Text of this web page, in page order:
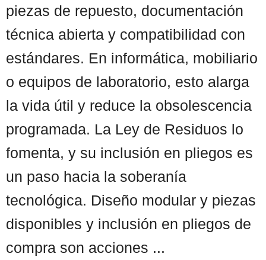
piezas de repuesto, documentación
técnica abierta y compatibilidad con
estándares. En informática, mobiliario
o equipos de laboratorio, esto alarga
la vida útil y reduce la obsolescencia
programada. La Ley de Residuos lo
fomenta, y su inclusión en pliegos es
un paso hacia la soberanía
tecnológica. Diseño modular y piezas
disponibles y inclusión en pliegos de
compra son acciones ...